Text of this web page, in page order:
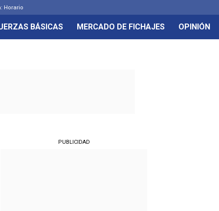
Horario
BÁSICAS MERCADO DE FICHAJES OPINIÓN
PUBLICIDAD